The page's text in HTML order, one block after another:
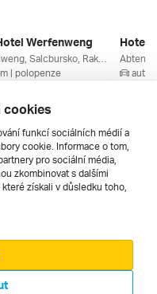
Werfenweng
| polopenze
Hotel
cookies
funkcí sociálních médií a
cookie. Informace o tom,
pro sociální média,
zkombinovat s dalšími
získali v důsledku toho,